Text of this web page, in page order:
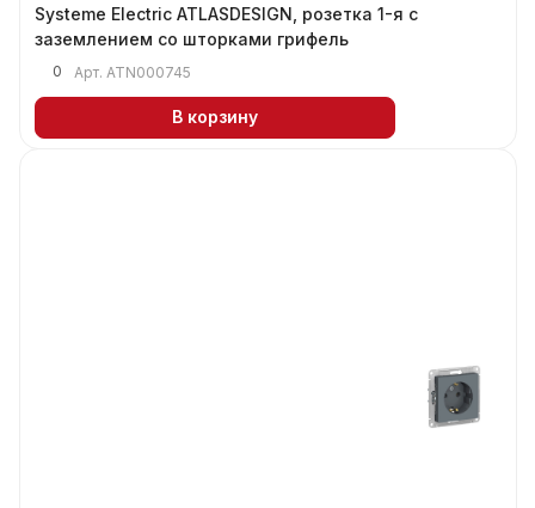
Systeme Electric ATLASDESIGN, розетка 1-я с
заземлением со шторками грифель
0 Арт. ATN000745
В корзину